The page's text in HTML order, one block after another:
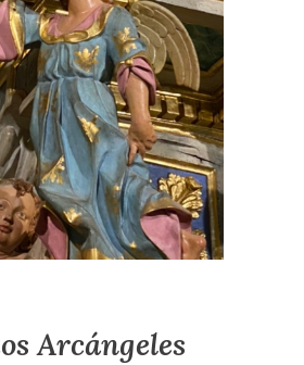
Arcángeles